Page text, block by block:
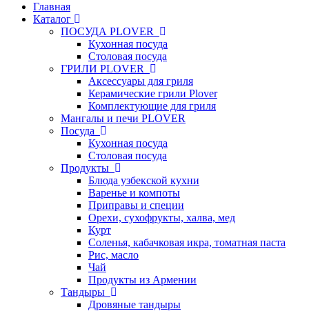
Главная
Каталог
ПОСУДА PLOVER
Кухонная посуда
Столовая посуда
ГРИЛИ PLOVER
Аксессуары для гриля
Керамические грили Plover
Комплектующие для гриля
Мангалы и печи PLOVER
Посуда
Кухонная посуда
Столовая посуда
Продукты
Блюда узбекской кухни
Варенье и компоты
Приправы и специи
Орехи, сухофрукты, халва, мед
Курт
Соленья, кабачковая икра, томатная паста
Рис, масло
Чай
Продукты из Армении
Тандыры
Дровяные тандыры